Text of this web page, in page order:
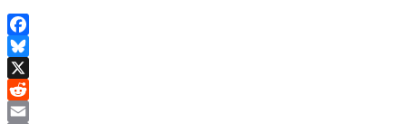
Facebook
Bluesky
X
Reddit